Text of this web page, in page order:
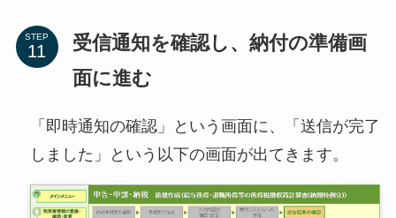
STEP
受信通知を確認し、納付の準備画
面に進む
「即時通知の確認」という画面に、「送信が完了
しました」という以下の画面が出てきます。